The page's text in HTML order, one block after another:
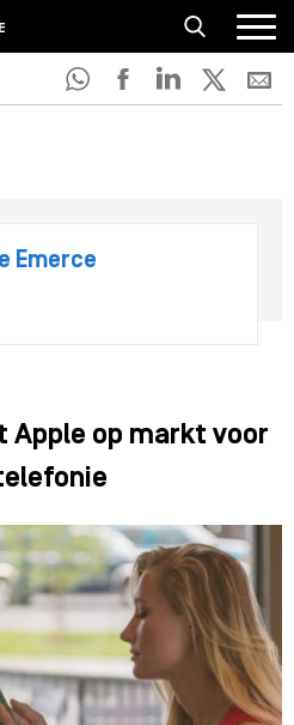
Apple op markt voor zakelijke
Emerce
Apple op markt voor